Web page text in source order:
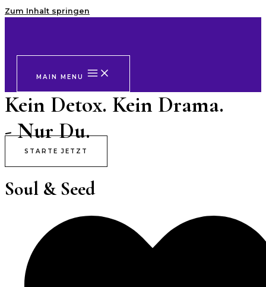
Zum Inhalt springen
MAIN MENU
Kein Detox. Kein Drama.
- Nur Du.
STARTE JETZT
Soul & Seed